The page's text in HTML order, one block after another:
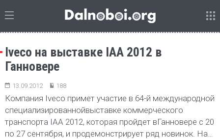
Iveco на выставке IAA 2012 в
Ганновере
13.09.2012 188
Компания Iveco примет участие в 64-й международной
специализированнойвыставке коммерческого
транспорта IAA 2012, которая пройдет вГанновере с 20
по 27 сентября, и продемонстрирует ряд новинок. На…